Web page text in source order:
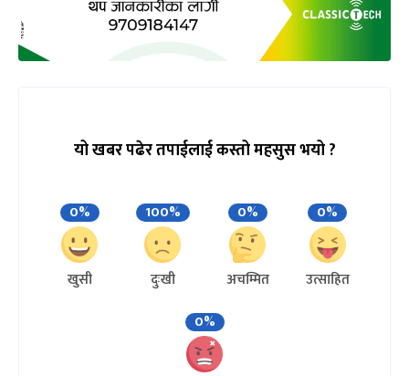
यो खबर पढेर तपाईलाई कस्तो महसुस भयो ?
0%
खुसी
100%
दुःखी
0%
अचम्मित
0%
उत्साहित
0%